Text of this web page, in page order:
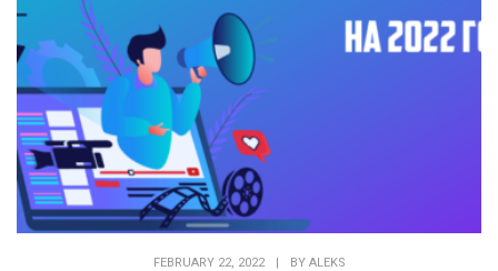
FEBRUARY 22, 2022 | BY ALEKS